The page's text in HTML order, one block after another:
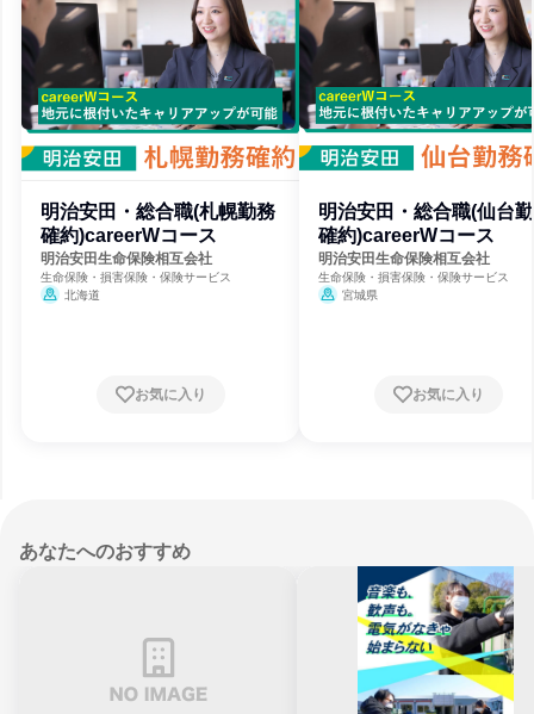
明治安田・総合職(札幌勤務
確約)careerWコース
明治安田生命保険相互会社
生命保険・損害保険・保険サービス
北海道
お気に入り
明治安田・総合職(仙台
確約)careerWコース
明治安田生命保険相互会社
生命保険・損害保険・保険サービス
宮城県
お気に入り
あなたへのおすすめ